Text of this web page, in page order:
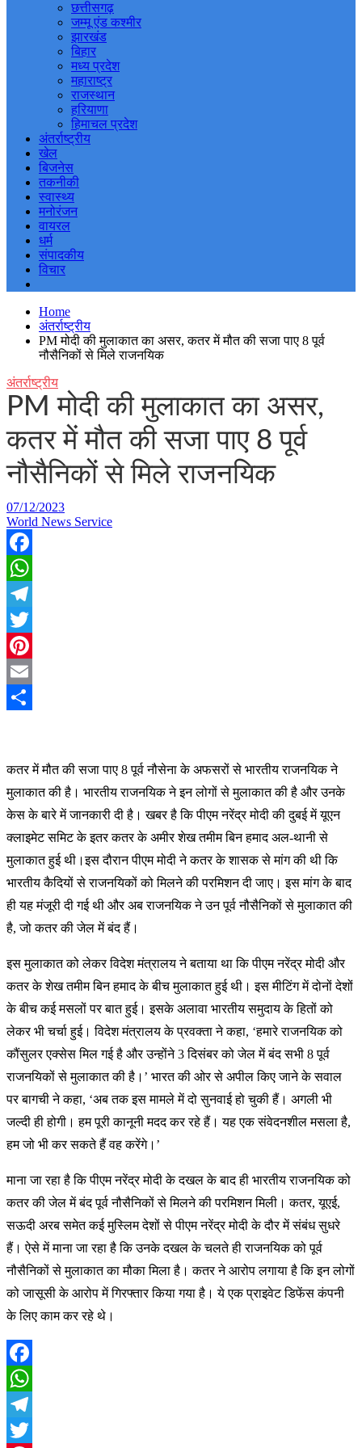
छत्तीसगढ़
जम्मू एंड कश्मीर
झारखंड
बिहार
मध्य प्रदेश
महाराष्ट्र
राजस्थान
हरियाणा
हिमाचल प्रदेश
अंतर्राष्ट्रीय
खेल
बिजनेस
तकनीकी
स्वास्थ्य
मनोरंजन
वायरल
धर्म
संपादकीय
विचार
Home
अंतर्राष्ट्रीय
PM मोदी की मुलाकात का असर, कतर में मौत की सजा पाए 8 पूर्व
नौसैनिकों से मिले राजनयिक
अंतर्राष्ट्रीय
PM मोदी की मुलाकात का असर,
कतर में मौत की सजा पाए 8 पूर्व
नौसैनिकों से मिले राजनयिक
07/12/2023
World News Service
Facebook
WhatsApp
Telegram
Twitter
Pinterest
Email
कतर में मौत की सजा पाए 8 पूर्व नौसेना के अफसरों से भारतीय राजनयिक ने
मुलाकात की है। भारतीय राजनयिक ने इन लोगों से मुलाकात की है और उनके
केस के बारे में जानकारी दी है। खबर है कि पीएम नरेंद्र मोदी की दुबई में यूएन
क्लाइमेट समिट के इतर कतर के अमीर शेख तमीम बिन हमाद अल-थानी से
मुलाकात हुई थी।इस दौरान पीएम मोदी ने कतर के शासक से मांग की थी कि
भारतीय कैदियों से राजनयिकों को मिलने की परमिशन दी जाए। इस मांग के बाद
ही यह मंजूरी दी गई थी और अब राजनयिक ने उन पूर्व नौसैनिकों से मुलाकात की
है, जो कतर की जेल में बंद हैं।
इस मुलाकात को लेकर विदेश मंत्रालय ने बताया था कि पीएम नरेंद्र मोदी और
कतर के शेख तमीम बिन हमाद के बीच मुलाकात हुई थी। इस मीटिंग में दोनों देशों
के बीच कई मसलों पर बात हुई। इसके अलावा भारतीय समुदाय के हितों को
लेकर भी चर्चा हुई। विदेश मंत्रालय के प्रवक्ता ने कहा, ‘हमारे राजनयिक को
कौंसुलर एक्सेस मिल गई है और उन्होंने 3 दिसंबर को जेल में बंद सभी 8 पूर्व
राजनयिकों से मुलाकात की है।’ भारत की ओर से अपील किए जाने के सवाल
पर बागची ने कहा, ‘अब तक इस मामले में दो सुनवाई हो चुकी हैं। अगली भी
जल्दी ही होगी। हम पूरी कानूनी मदद कर रहे हैं। यह एक संवेदनशील मसला है,
हम जो भी कर सकते हैं वह करेंगे।’
माना जा रहा है कि पीएम नरेंद्र मोदी के दखल के बाद ही भारतीय राजनयिक को
कतर की जेल में बंद पूर्व नौसैनिकों से मिलने की परमिशन मिली। कतर, यूएई,
सऊदी अरब समेत कई मुस्लिम देशों से पीएम नरेंद्र मोदी के दौर में संबंध सुधरे
हैं। ऐसे में माना जा रहा है कि उनके दखल के चलते ही राजनयिक को पूर्व
नौसैनिकों से मुलाकात का मौका मिला है। कतर ने आरोप लगाया है कि इन लोगों
को जासूसी के आरोप में गिरफ्तार किया गया है। ये एक प्राइवेट डिफेंस कंपनी
के लिए काम कर रहे थे।
Facebook
WhatsApp
Telegram